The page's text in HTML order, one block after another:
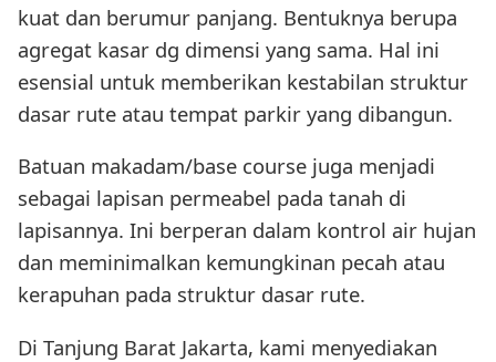
kuat dan berumur panjang. Bentuknya berupa
agregat kasar dg dimensi yang sama. Hal ini
esensial untuk memberikan kestabilan struktur
dasar rute atau tempat parkir yang dibangun.
Batuan makadam/base course juga menjadi
sebagai lapisan permeabel pada tanah di
lapisannya. Ini berperan dalam kontrol air hujan
dan meminimalkan kemungkinan pecah atau
kerapuhan pada struktur dasar rute.
Di Tanjung Barat Jakarta, kami menyediakan